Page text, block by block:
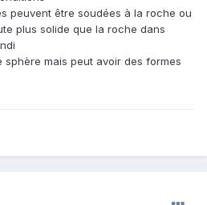
peuvent être soudées à la roche ou
plus solide que la roche dans
mais peut avoir des formes